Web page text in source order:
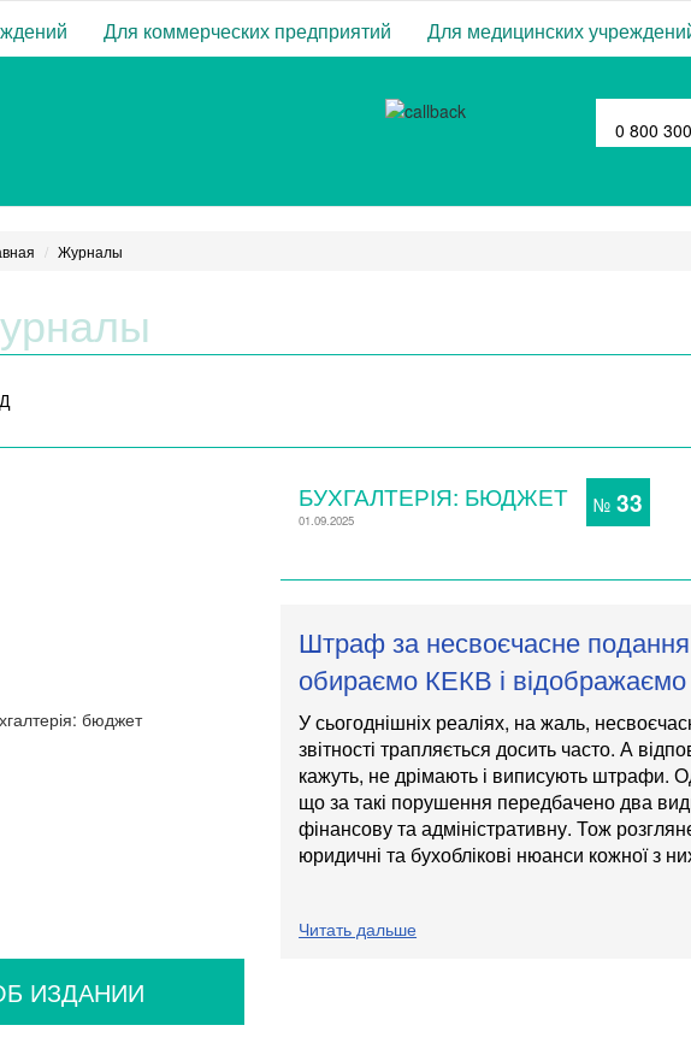
Для коммерческих предприятий Для медицинских
0 800
Журналы
БУХГАЛТЕРІЯ: БЮДЖЕТ
01.09.2025
№ 33
Штраф за несвоєчасне
обираємо КЕКВ і відображаємо
У сьогоднішніх реаліях, на жаль,
звітності трапляється досить часто. А
кажуть, не дрімають і виписують штрафи.
що за такі порушення передбачено два
фінансову та адміністративну. Тож
юридичні та бухоблікові нюанси кожної з
Читать дальше
ИЗДАНИИ